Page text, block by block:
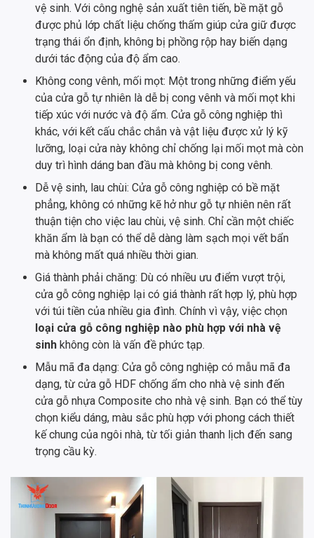
vệ sinh. Với công nghệ sản xuất tiên tiến, bề mặt gỗ
được phủ lớp chất liệu chống thấm giúp cửa giữ được
trạng thái ổn định, không bị phồng rộp hay biến dạng
dưới tác động của độ ẩm cao.
Không cong vênh, mối mọt: Một trong những điểm yếu
của cửa gỗ tự nhiên là dễ bị cong vênh và mối mọt khi
tiếp xúc với nước và độ ẩm. Cửa gỗ công nghiệp thì
khác, với kết cấu chắc chắn và vật liệu được xử lý kỹ
lưỡng, loại cửa này không chỉ chống lại mối mọt mà còn
duy trì hình dáng ban đầu mà không bị cong vênh.
Dễ vệ sinh, lau chùi: Cửa gỗ công nghiệp có bề mặt
phẳng, không có những kẽ hở như gỗ tự nhiên nên rất
thuận tiện cho việc lau chùi, vệ sinh. Chỉ cần một chiếc
khăn ẩm là bạn có thể dễ dàng làm sạch mọi vết bẩn
mà không mất quá nhiều thời gian.
Giá thành phải chăng: Dù có nhiều ưu điểm vượt trội,
cửa gỗ công nghiệp lại có giá thành rất hợp lý, phù hợp
với túi tiền của nhiều gia đình. Chính vì vậy, việc chọn
loại cửa gỗ công nghiệp nào phù hợp với nhà vệ
sinh không còn là vấn đề phức tạp.
Mẫu mã đa dạng: Cửa gỗ công nghiệp có mẫu mã đa
dạng, từ cửa gỗ HDF chống ẩm cho nhà vệ sinh đến
cửa gỗ nhựa Composite cho nhà vệ sinh. Bạn có thể tùy
chọn kiểu dáng, màu sắc phù hợp với phong cách thiết
kế chung của ngôi nhà, từ tối giản thanh lịch đến sang
trọng cầu kỳ.